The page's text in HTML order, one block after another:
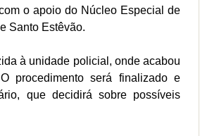
o apoio do Núcleo Especial de
Santo Estêvão.
à unidade policial, onde acabou
procedimento será finalizado e
que decidirá sobre possíveis